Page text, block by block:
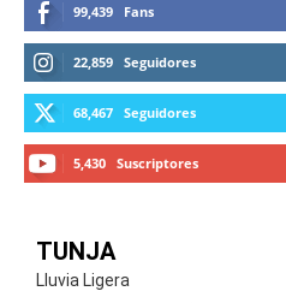
99,439 Fans
22,859 Seguidores
68,467 Seguidores
5,430 Suscriptores
TUNJA
Lluvia Ligera